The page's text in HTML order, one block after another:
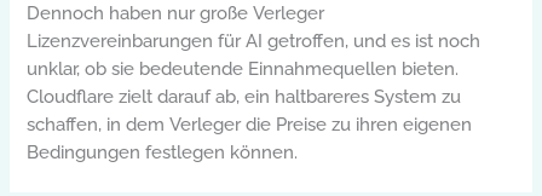
Dennoch haben nur große Verleger
Lizenzvereinbarungen für AI getroffen, und es ist noch
unklar, ob sie bedeutende Einnahmequellen bieten.
Cloudflare zielt darauf ab, ein haltbareres System zu
schaffen, in dem Verleger die Preise zu ihren eigenen
Bedingungen festlegen können.